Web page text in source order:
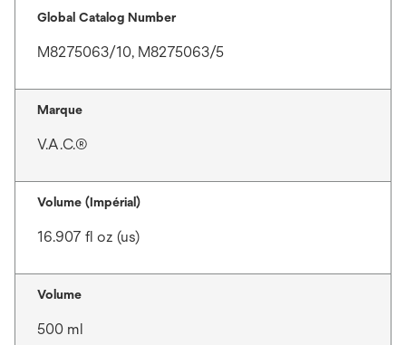
Global Catalog Number
M8275063/10, M8275063/5
Marque
V.A.C.®
Volume (Impérial)
16.907 fl oz (us)
Volume
500 ml